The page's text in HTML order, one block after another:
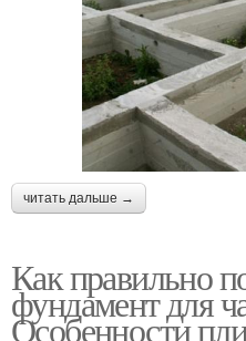
читать дальше →
Как правильно
фундамент для
Особенности